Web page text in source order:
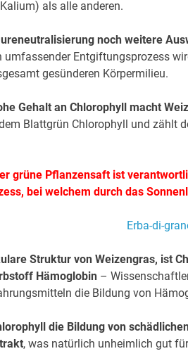
als alle anderen.
noch weitere
umfassender Entgiftungsprozess
gesünderen Körpermilieu.
Gehalt an Chlorophyll macht
Blattgrün Chlorophyll und zählt
grüne Pflanzensaft ist
bei welchem durch das
Struktur von Weizengras, ist
Hämoglobin–
die Bildung von
die Bildung von
, was natürlich unheimlich gut